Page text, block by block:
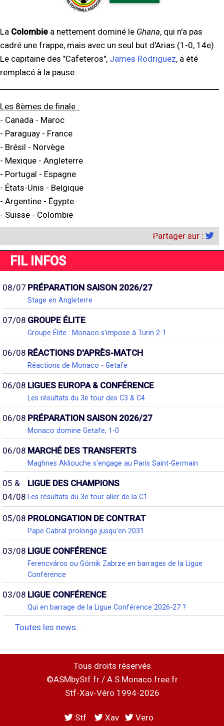
La Colombie a nettement dominé le Ghana, qui n'a pas
cadré une frappe, mais avec un seul but d'Arias (1-0, 14e).
Le capitaine des "Cafeteros", James Rodriguez, a été
remplacé à la pause.
Les 8èmes de finale :
- Canada - Maroc
- Paraguay - France
- Brésil - Norvège
- Mexique - Angleterre
- Portugal - Espagne
- États-Unis - Belgique
- Argentine - Égypte
- Suisse - Colombie
Partager sur :
FIL INFOS
08/07 PRÉPARATION SAISON 2026/27
Stage en Angleterre
07/08 GROUPE ÉLITE
Groupe Élite : Monaco s'impose à Turin 2-1
06/08 RÉACTIONS D'APRÈS-MATCH
Réactions de Monaco - Getafe
06/08 LIGUES EUROPA & CONFÉRENCE
Les résultats du 3e tour des C3 & C4
06/08 PRÉPARATION SAISON 2026/27
Monaco domine Getafe, 1-0
06/08 MARCHÉ DES TRANSFERTS
Maghnes Akliouche s'engage au Paris Saint-Germain
05 &
04/08
LIGUE DES CHAMPIONS
Les résultats du 3e tour aller de la C1
05/08 PROLONGATION DE CONTRAT
Pape Cabral prolonge jusqu'en 2031
03/08 LIGUE CONFÉRENCE
Ferencváros ou Górnik Zabrze en barrages de la Ligue
Conférence
03/08 LIGUE CONFÉRENCE
Qui en barrage de la Ligue Conférence 2026-27 ?
Toutes les news...
Tous droits réservés
©ASMbyStf.fr / A.S.Monaco.free.fr
Stf-Xav-Véro 1994-2026
Stf Xav Vero